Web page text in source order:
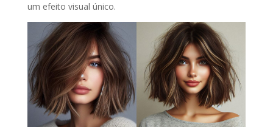
um efeito visual único.